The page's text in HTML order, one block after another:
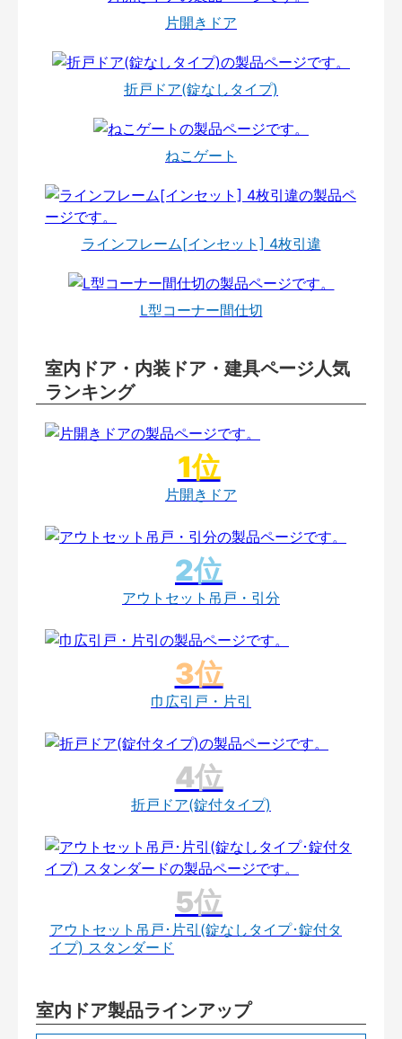
片開きドア
折戸ドア(錠なしタイプ)
ねこゲート
ラインフレーム[インセット] 4枚引違
L型コーナー間仕切
室内ドア・内装ドア・建具ページ人気
ランキング
片開きドア
アウトセット吊戸・引分
巾広引戸・片引
折戸ドア(錠付タイプ)
アウトセット吊戸･片引(錠なしタイプ･錠付タ
イプ) スタンダード
室内ドア製品ラインアップ